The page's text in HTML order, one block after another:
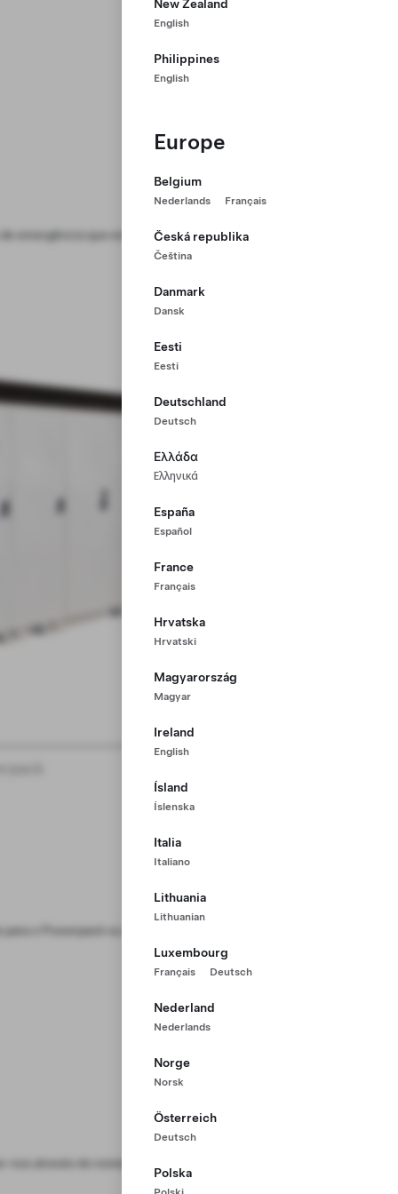
New Zealand
English
Philippines
English
Europe
Belgium
Nederlands Français
Česká republika
Čeština
Danmark
Dansk
Eesti
Eesti
Deutschland
Deutsch
Ελλάδα
Ελληνικά
España
Español
France
Français
Hrvatska
Hrvatski
Magyarország
Magyar
Ireland
English
Ísland
Íslenska
Italia
Italiano
Lithuania
Lithuanian
Luxembourg
Français Deutsch
Nederland
Nederlands
Norge
Norsk
Österreich
Deutsch
Polska
emergência que envolvam o
o Powerpack ou o Megapack